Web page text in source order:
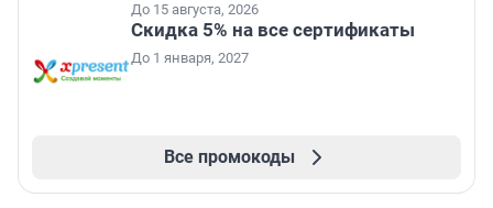
До 15 августа, 2026
Скидка 5% на все сертификаты
До 1 января, 2027
Все промокоды